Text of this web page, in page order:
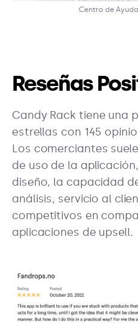
Centro de
Reseñas
Candy Rack tiene una
estrellas con 145
Los comerciantes
de uso de la
diseño, la capacidad
análisis, servicio al
competitivos en
aplicaciones de upsell.